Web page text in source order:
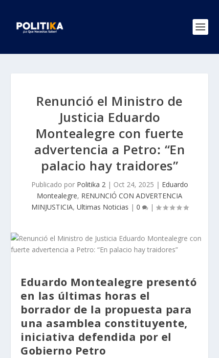
Renunció el Ministro de
Justicia Eduardo
Montealegre con fuerte
advertencia a Petro: “En
palacio hay traidores”
Publicado por Politika 2| Oct 24, 2025 | Eduardo
Montealegre, RENUNCIÓ CON ADVERTENCIA
MINJUSTICIA, Ultimas Noticias | 0 |
Eduardo Montealegre presentó
en las últimas horas el
borrador de la propuesta para
una asamblea constituyente,
iniciativa defendida por el
Gobierno Petro